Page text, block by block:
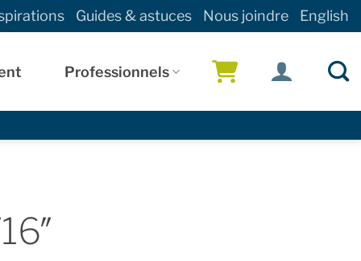
Guides & astuces Nous joindre English
Professionnels